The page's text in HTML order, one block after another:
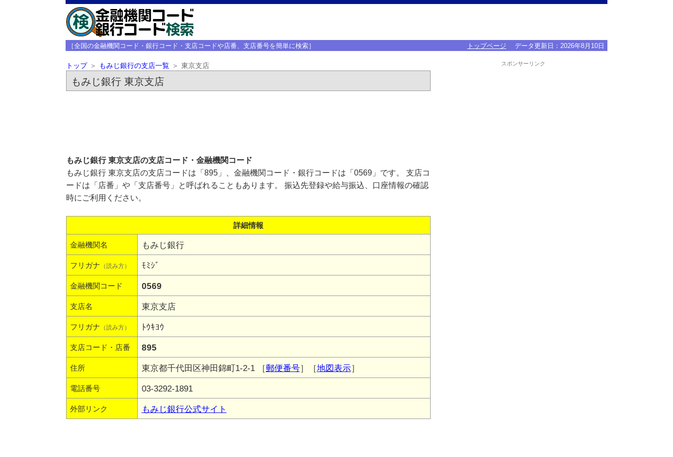
［全国の金融機関コード・銀行コード・支店コードや店番、支店番号を簡単に検索］ トップページ データ更新日： 2026年8月10日
トップ もみじ銀行の支店一覧 東京支店
もみじ銀行 東京支店
もみじ銀行 東京支店の支店コード・金融機関コード
もみじ銀行 東京支店の支店コードは「895」、金融機関コード・銀行コードは「0569」です。 支店コ
ードは「店番」や「支店番号」と呼ばれることもあります。 振込先登録や給与振込、口座情報の確認
時にご利用ください。
詳細情報
金融機関名 もみじ銀行
フリガナ （読み方） ﾓﾐｼﾞ
金融機関コード 0569
支店名 東京支店
フリガナ （読み方） ﾄｳｷﾖｳ
支店コード・店番 895
住所 東京都千代田区神田錦町1-2-1 ［郵便番号］［地図表示］
電話番号 03-3292-1891
外部リンク もみじ銀行公式サイト
スポンサーリンク